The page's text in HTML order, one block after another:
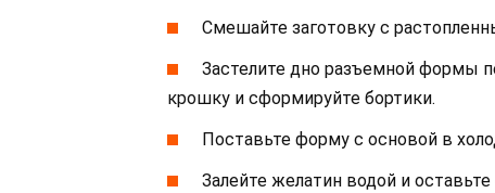
Смешайте заготовку с
Застелите дно разъемной формы
крошку и сформируйте бортики.
Поставьте форму с основой в
Залейте желатин водой и оставьте